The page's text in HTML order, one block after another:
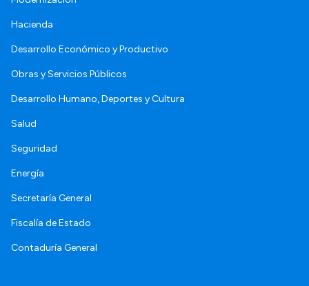
Hacienda
Desarrollo Económico y Productivo
Obras y Servicios Públicos
Desarrollo Humano, Deportes y Cultura
Salud
Seguridad
Energía
Secretaría General
Fiscalía de Estado
Contaduría General